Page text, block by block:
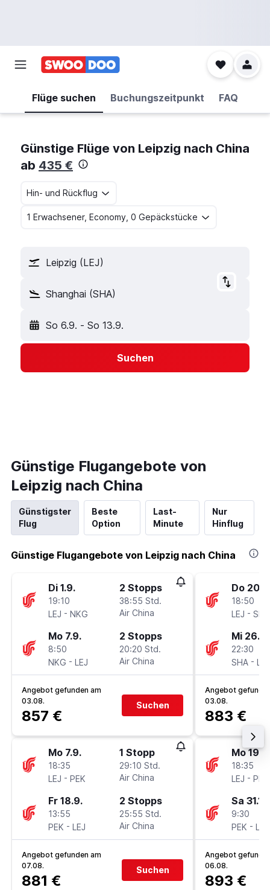
Flüge suchen Buchungszeitpunkt FAQ
Günstige Flüge von Leipzig nach China
ab 435 €
Hin- und Rückflug
1 Erwachsener, Economy, 0 Gepäckstücke
Leipzig (LEJ)
Shanghai (SHA)
So 6.9. - So 13.9.
Suchen
Günstige Flugangebote von
Leipzig nach China
Günstigster
Flug
Beste
Option
Last-
Minute
Nur
Hinflug
Günstige Flugangebote von Leipzig nach China
Di 1.9.
19:10
LEJ - NKG
2 Stopps
38:55 Std.
Air China
Mo 7.9.
8:50
NKG - LEJ
2 Stopps
20:20 Std.
Air China
Angebot gefunden am
03.08.
857 €
Suchen
Mo 7.9.
18:35
LEJ - PEK
1 Stopp
29:10 Std.
Air China
Fr 18.9.
13:55
PEK - LEJ
2 Stopps
25:55 Std.
Air China
Angebot gefunden am
07.08.
881 €
Suchen
Do
18:50
LEJ - SHA
Mi 26.8.
22:30
SHA - LEJ
Angebot
03.08.
883 €
Mo
18:35
LEJ - PEK
Sa
9:30
PEK - LEJ
Angebot
06.08.
893 €